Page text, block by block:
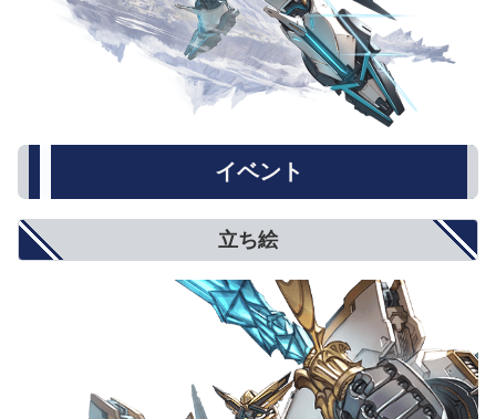
イベント
立ち絵